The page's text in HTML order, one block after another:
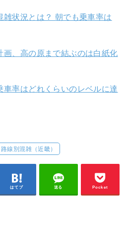
雑状況とは？ 朝でも乗車率は
画、高の原まで結ぶのは白紙化
車率はどれくらいのレベルに達
路線別混雑（近畿）
はてブ 送る Pocket